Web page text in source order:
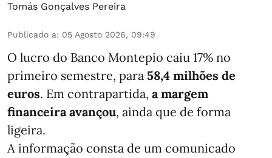
Tomás Gonçalves Pereira
Publicado a: 05 Agosto 2026, 09:49
O lucro do Banco Montepio caiu 17% no
primeiro semestre, para 58,4 milhões de
euros. Em contrapartida, a margem
financeira avançou, ainda que de forma
ligeira.
A informação consta de um comunicado